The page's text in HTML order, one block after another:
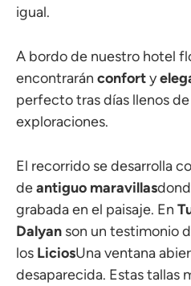
igual.
A bordo de nuestro hotel
encontrarán conforty
perfecto tras días llenos
exploraciones.
El recorrido se desarrolla
deantiguo maravillas
grabada en el paisaje. En
Dalyan son un testimonio
los LiciosUna ventana
desaparecida. Estas tallas